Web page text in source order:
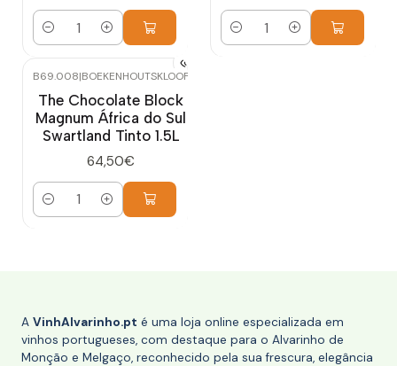
Quantidade Quantidade
B69.008|BOEKENHOUTSKLOOF
The Chocolate Block
Magnum África do Sul
Swartland Tinto 1.5L
64,50€
Quantidade
A VinhAlvarinho.pt é uma loja online especializada em
vinhos portugueses, com destaque para o Alvarinho de
Monção e Melgaço, reconhecido pela sua frescura, elegância